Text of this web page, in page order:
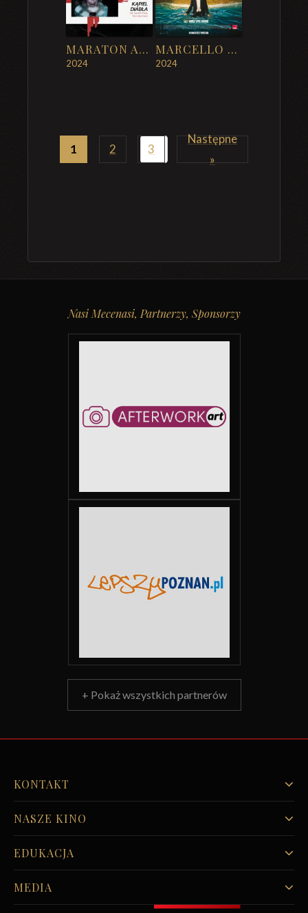
MARATON ART HORRORU – NIEUMARLI I KĄPIEL DIABŁA
2024
MARCELLO MIO
2024
1 2 3
Następne
»
Nasi Mecenasi, Partnerzy, Sponsorzy
+ Pokaż wszystkich partnerów
KONTAKT
NASZE KINO
EDUKACJA
MEDIA